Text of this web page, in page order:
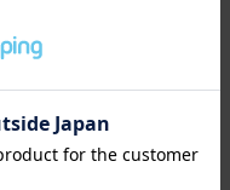
可、L型展開も